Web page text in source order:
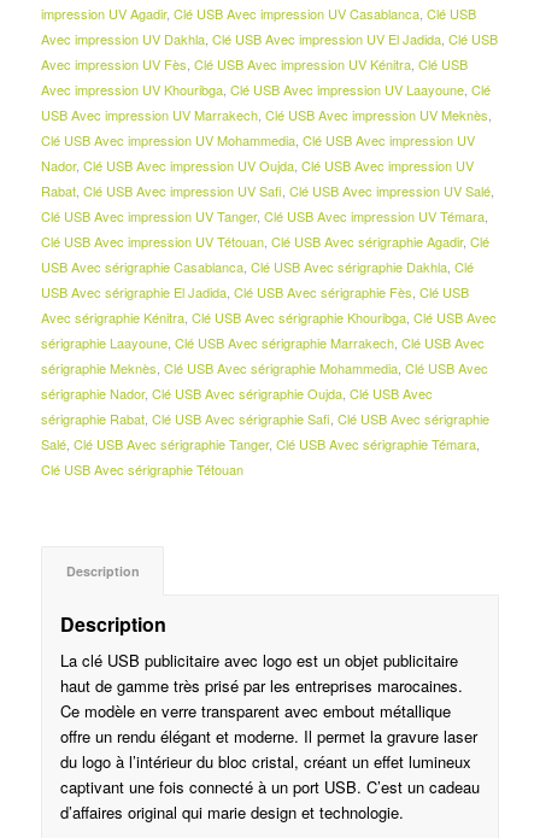
impression UV Agadir, Clé USB Avec impression UV Casablanca, Clé USB
Avec impression UV Dakhla, Clé USB Avec impression UV El Jadida, Clé USB
Avec impression UV Fès Clé USB Avec impression UV Kénitra, Clé USB
Avec impression UV Khouribga, Clé USB Avec impression UV Laayoune, Clé
USB Avec impression UV Marrakech, Clé USB Avec impression UV Meknès
Clé USB Avec impression UV Mohammedia, Clé USB Avec impression UV
Nador, Clé USB Avec impression UV Oujda, Clé USB Avec impression UV
Rabat, Clé USB Avec impression UV Safi Clé USB Avec impression UV Salé,
Clé USB Avec impression UV Tanger, Clé USB Avec impression UV Témara,
Clé USB Avec impression UV Tétouan, Clé USB Avec sérigraphie Agadir, Clé
USB Avec sérigraphie Casablanca, Clé USB Avec sérigraphie Dakhla, Clé
USB Avec sérigraphie El Jadida, Clé USB Avec sérigraphie Fès Clé USB
Avec sérigraphie Kénitra, Clé USB Avec sérigraphie Khouribga, Clé USB Avec
sérigraphie Laayoune, Clé USB Avec sérigraphie Marrakech, Clé USB Avec
sérigraphie Meknès Clé USB Avec sérigraphie Mohammedia, Clé USB Avec
sérigraphie Nador, Clé USB Avec sérigraphie Oujda, Clé USB Avec
sérigraphie Rabat, Clé USB Avec sérigraphie Safi Clé USB Avec sérigraphie
Salé, Clé USB Avec sérigraphie Tanger, Clé USB Avec sérigraphie Témara,
Clé USB Avec sérigraphie Tétouan
Description
Description
La clé USB publicitaire avec logo est un objet publicitaire
haut de gamme très prisé par les entreprises marocaines.
Ce modèle en verre transparent avec embout métallique
offre un rendu élégant et moderne. Il permet la gravure laser
du logo à l’intérieur du bloc cristal, créant un effet lumineux
captivant une fois connecté à un port USB. C’est un cadeau
d’affaires original qui marie design et technologie.